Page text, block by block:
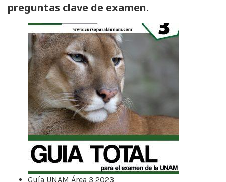
preguntas clave de examen.
Guía UNAM Área 3 2023